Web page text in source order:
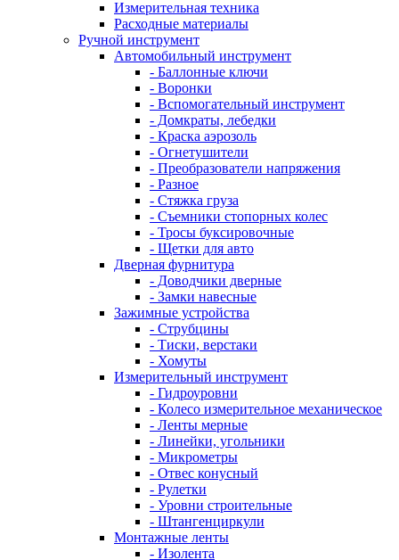
Измерительная техника
Расходные материалы
Ручной инструмент
Автомобильный инструмент
- Баллонные ключи
- Воронки
- Вспомогательный инструмент
- Домкраты, лебедки
- Краска аэрозоль
- Огнетушители
- Преобразователи напряжения
- Разное
- Стяжка груза
- Съемники стопорных колес
- Тросы буксировочные
- Щетки для авто
Дверная фурнитура
- Доводчики дверные
- Замки навесные
Зажимные устройства
- Струбцины
- Тиски, верстаки
- Хомуты
Измерительный инструмент
- Гидроуровни
- Колесо измерительное механическое
- Ленты мерные
- Линейки, угольники
- Микрометры
- Отвес конусный
- Рулетки
- Уровни строительные
- Штангенциркули
Монтажные ленты
- Изолента